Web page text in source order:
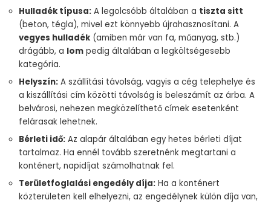
Hulladék típusa: A legolcsóbb általában a tiszta sitt
(beton, tégla), mivel ezt könnyebb újrahasznosítani. A
vegyes hulladék (amiben már van fa, műanyag, stb.)
drágább, a lom pedig általában a legköltségesebb
kategória.
Helyszín: A szállítási távolság, vagyis a cég telephelye és
a kiszállítási cím közötti távolság is beleszámít az árba. A
belvárosi, nehezen megközelíthető címek esetenként
felárasak lehetnek.
Bérleti idő: Az alapár általában egy hetes bérleti díjat
tartalmaz. Ha ennél tovább szeretnénk megtartani a
konténert, napidíjat számolhatnak fel.
Területfoglalási engedély díja: Ha a konténert
közterületen kell elhelyezni, az engedélynek külön díja van,